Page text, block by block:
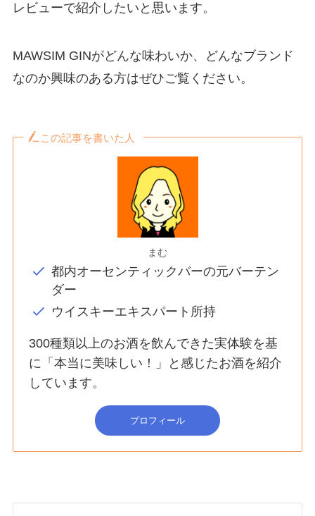
レビューで紹介したいと思います。
MAWSIM GINがどんな味わいか、どんなブランド
なのか興味のある方はぜひご覧ください。
この記事を書いた人
まむ
都内オーセンティックバーの元バーテン
ダー
ウイスキーエキスパート所持
300種類以上のお酒を飲んできた実体験を基
に「本当に美味しい！」と感じたお酒を紹介
しています。
プロフィール